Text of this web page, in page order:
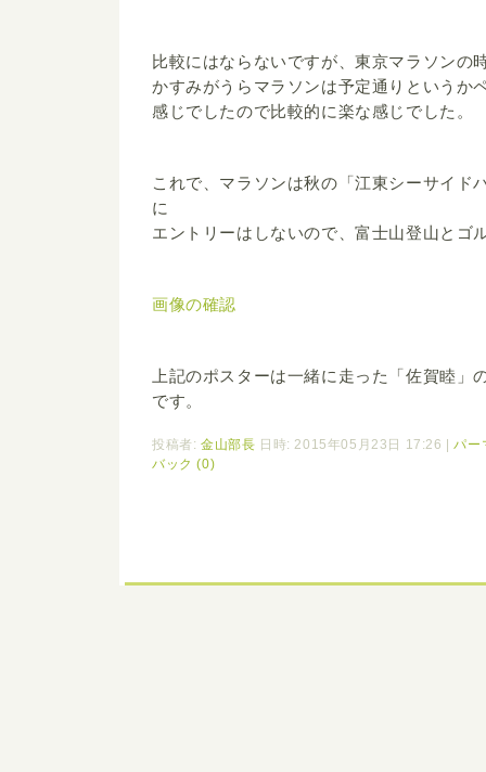
比較にはならないですが、東京マラソンの
かすみがうらマラソンは予定通りというか
感じでしたので比較的に楽な感じでした。
これで、マラソンは秋の「江東シーサイド
に
エントリーはしないので、富士山登山とゴ
画像の確認
上記のポスターは一緒に走った「佐賀睦」
です。
投稿者:金山部長 日時: 2015年05月23日 17:26
パー
バック (0)